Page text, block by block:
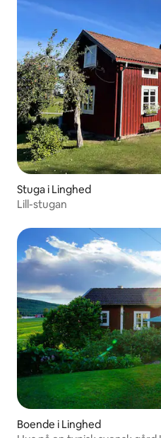
Stuga i Linghed
Lill-stugan
Boende i Linghed